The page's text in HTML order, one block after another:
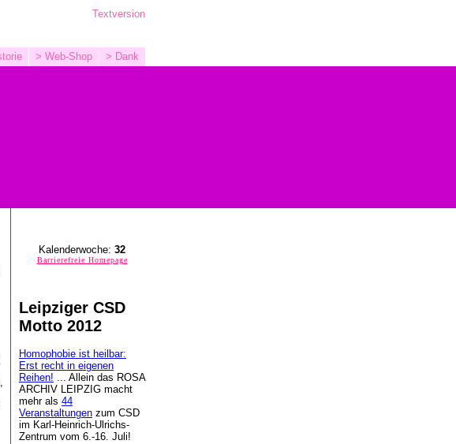
Textversion
> Web-Shop > Dank
Kalenderwoche: 32
Barrierefreie Homepage
Leipziger CSD
Motto 2012
Homophobie ist heilbar:
Erst recht in eigenen
Reihen! ... Allein das ROSA
ARCHIV LEIPZIG macht
mehr als 44
Veranstaltungen zum CSD
im Karl-Heinrich-Ulrichs-
Zentrum vom 6.-16. Juli!